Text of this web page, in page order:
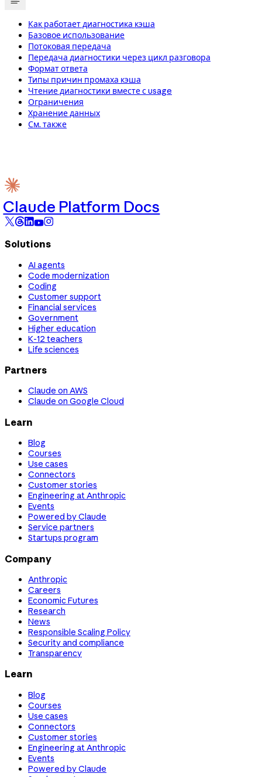
Как работает диагностика кэша
Базовое использование
Потоковая передача
Передача диагностики через цикл разговора
Формат ответа
Типы причин промаха кэша
Чтение диагностики вместе с usage
Ограничения
Хранение данных
См. также
Claude Platform Docs
Solutions
AI agents
Code modernization
Coding
Customer support
Financial services
Government
Higher education
K-12 teachers
Life sciences
Partners
Claude on AWS
Claude on Google Cloud
Learn
Blog
Courses
Use cases
Connectors
Customer stories
Engineering at Anthropic
Events
Powered by Claude
Service partners
Startups program
Company
Anthropic
Careers
Economic Futures
Research
News
Responsible Scaling Policy
Security and compliance
Transparency
Learn
Blog
Courses
Use cases
Connectors
Customer stories
Engineering at Anthropic
Events
Powered by Claude